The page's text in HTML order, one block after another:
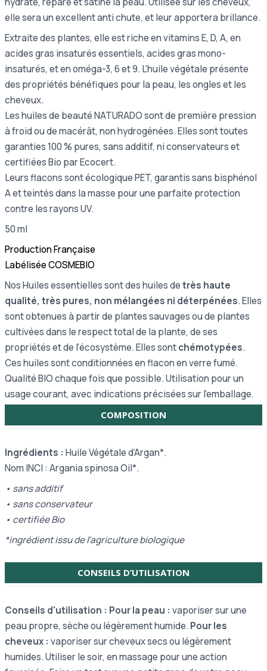
elle sera un excellent anti chute, et leur apportera brillance.
Extraite des plantes, elle est riche en vitamins E, D, A, en
acides gras insaturés essentiels, acides gras mono-
insaturés, et en oméga-3, 6 et 9. L'huile végétale présente
des propriétés bénéfiques pour la peau, les ongles et les
cheveux.
Les huiles de beauté NATURADO sont de première pression
à froid ou de macérât, non hydrogénées. Elles sont toutes
garanties 100 % pures, sans additif, ni conservateurs et
certifiées Bio par Ecocert.
Leurs flacons sont écologique PET, garantis sans bisphénol
A et teintés dans la masse pour une parfaite protection
contre les rayons UV.
50 ml
Production Française
Labélisée COSMEBIO
Nos Huiles essentielles sont des huiles detrès haute
qualité, très pures, non mélangées ni déterpénées. Elles
sont obtenues à partir de plantes sauvages ou de plantes
cultivées dans le respect total de la plante, de ses
propriétés et de l’écosystème. Elles sontchémotypées.
Ces huiles sont conditionnées en flacon en verre fumé.
Qualité BIO chaque fois que possible. Utilisation pour un
usage courant, avec indications précisées sur l’emballage.
COMPOSITION
Ingrédients : Huile Végétale d’Argan*.
Nom INCI : Argania spinosa Oil*.
• sans additif
• sansconservateur
• certifiée Bio
*ingrédient issu de l'agriculture biologique
CONSEILS D’UTILISATION
Conseils d'utilisation : Pour la peau : vaporiser sur une
peau propre, sèche ou légèrement humide. Pour les
cheveux : vaporiser sur cheveux secs ou légèrement
humides.Utiliser le soir, en massage pour une action